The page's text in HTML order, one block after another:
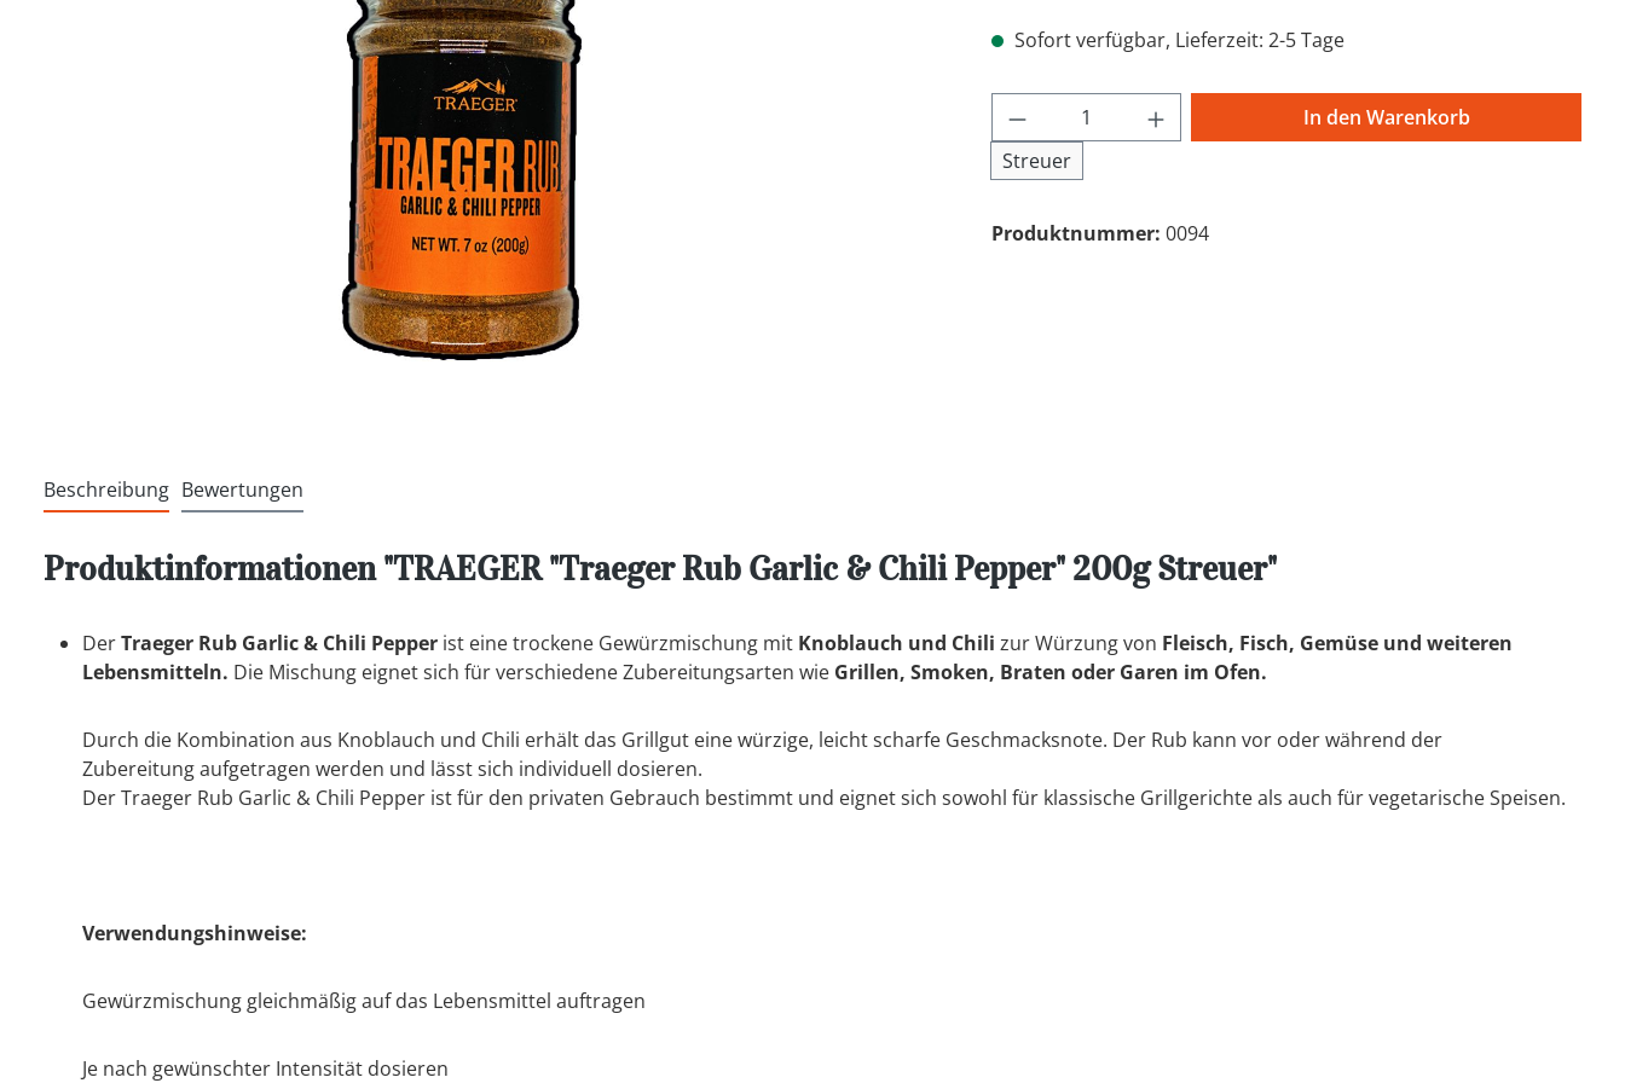
Sofort verfügbar, Lieferzeit: 2-5 Tage
Produkt Anzahl: Gib den gewünschten Wert
Streuer
In den Warenkorb
Produktnummer: 0094
Beschreibung Bewertungen
Produktinformationen "TRAEGER "Traeger Rub Garlic & Chili Pepper" 200g Streuer"
DerTraeger Rub Garlic & Chili Pepper ist eine trockene Gewürzmischung mit Knoblauch und Chili zur Würzung von Fleisch, Fisch, Gemüse und weiteren
Lebensmitteln. Die Mischung eignet sich für verschiedene Zubereitungsarten wie Grillen, Smoken, Braten oder Garen im Ofen.
Durch die Kombination aus Knoblauch und Chili erhält das Grillgut eine würzige, leicht scharfe Geschmacksnote. Der Rub kann vor oder während der
Zubereitung aufgetragen werden und lässt sich individuell dosieren.
Der Traeger Rub Garlic & Chili Pepper ist für den privaten Gebrauch bestimmt und eignet sich sowohl für klassische Grillgerichte als auch für vegetarische Speisen.
Verwendungshinweise:
Gewürzmischung gleichmäßig auf das Lebensmittel auftragen
Je nach gewünschter Intensität dosieren